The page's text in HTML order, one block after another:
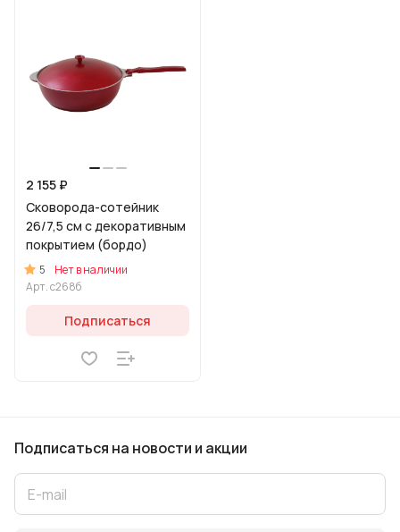
2 155 ₽
Сковорода-сотейник
26/7,5 см с декоративным
покрытием (бордо)
5
Нет в наличии
Арт.с268б
Подписаться
Подписаться на новости и акции